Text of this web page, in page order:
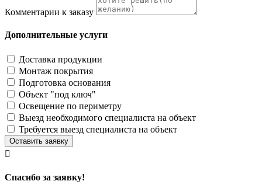
Комментарии к заказу
Дополнительные услуги
Доставка продукции
Монтаж покрытия
Подготовка основания
Объект "под ключ"
Освещение по периметру
Выезд необходимого специалиста на объект
Требуется выезд специалиста на объект
Оставить заявку

Cпасибо за заявку!